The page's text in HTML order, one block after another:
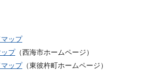
ップ
プ（西海市ホームページ）
ップ（東彼杵町ホームページ）